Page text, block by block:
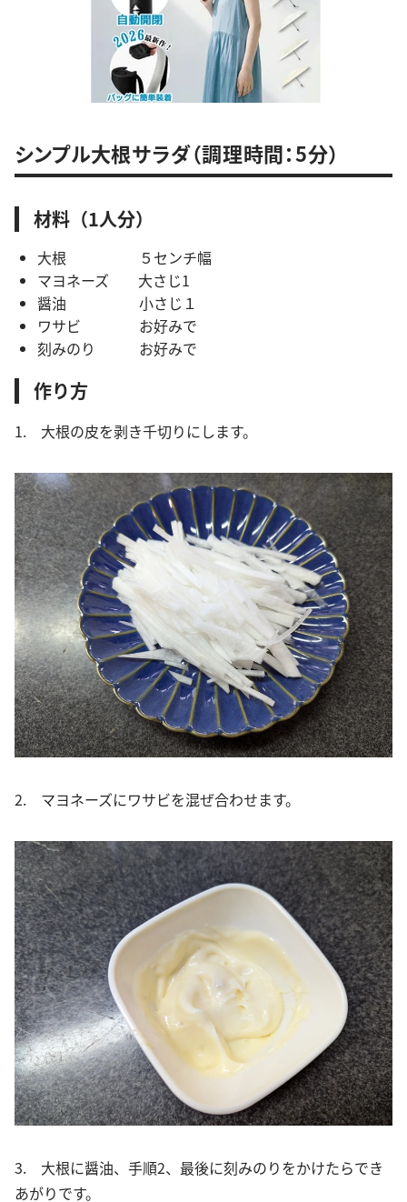
シンプル大根サラダ（調理時間：5分）
材料（1人分）
大根 ５センチ幅
マヨネーズ 大さじ1
醤油 小さじ１
ワサビ お好みで
刻みのり お好みで
作り方
1. 大根の皮を剥き千切りにします。
2. マヨネーズにワサビを混ぜ合わせます。
3. 大根に醤油、手順2、最後に刻みのりをかけたらでき
あがりです。